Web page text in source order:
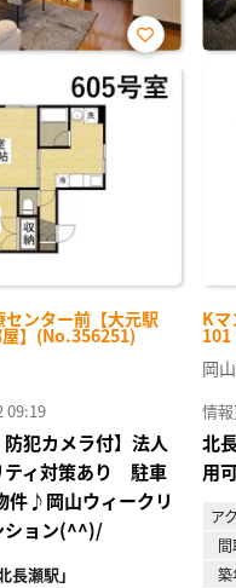
ンター前【大元駅
】(No.356251)
お気
に入
り登
09:19
防犯カメラ付】法人
ティ対策あり 駐車
♪岡山ウィークリ
ション(^^)/
長瀬駅」
Kマ
岡
情
北
用
ア
間
築